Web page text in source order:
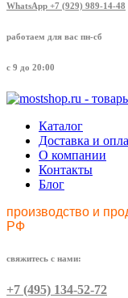
WhatsApp +7 (929) 989-14-48
работаем для вас пн-сб
с 9 до 20:00
Каталог
Доставка и
О компании
Контакты
Блог
производство и
РФ
свяжитесь с нами:
+7 (495) 134-52-72